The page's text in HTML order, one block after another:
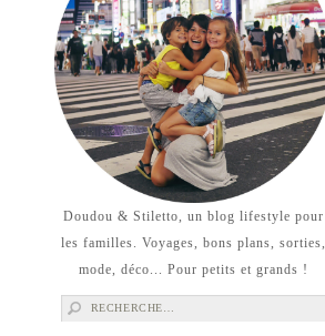
Doudou & Stiletto, un blog lifestyle pour
les familles. Voyages, bons plans, sorties,
mode, déco... Pour petits et grands !
Rechercher :